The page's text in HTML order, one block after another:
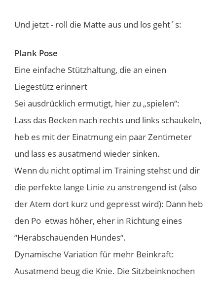
Und jetzt - roll die Matte aus und los geht´s:
​Plank Pose
Eine einfache Stützhaltung, die an einen
Liegestütz erinnert
Sei ausdrücklich ermutigt, hier zu „spielen“:
Lass das Becken nach rechts und links schaukeln,
heb es mit der Einatmung ein paar Zentimeter
und lass es ausatmend wieder sinken.
Wenn du nicht optimal im Training stehst und dir
die perfekte lange Linie zu anstrengend ist (also
der Atem dort kurz und gepresst wird): Dann heb
den Po etwas höher, eher in Richtung eines
“Herabschauenden Hundes“.
Dynamische Variation für mehr Beinkraft:
Ausatmend beug die Knie. Die Sitzbeinknochen